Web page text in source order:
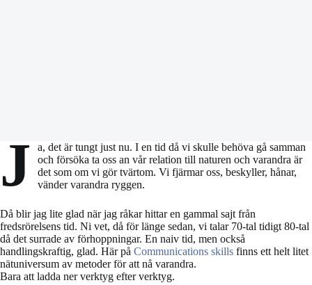
J
a, det är tungt just nu. I en tid då vi skulle behöva gå samman
och försöka ta oss an vår relation till naturen och varandra är
det som om vi gör tvärtom. Vi fjärmar oss, beskyller, hånar,
vänder varandra ryggen.
Då blir jag lite glad när jag råkar hittar en gammal sajt från
fredsrörelsens tid. Ni vet, då för länge sedan, vi talar 70-tal tidigt 80-tal
då det surrade av förhoppningar. En naiv tid, men också
handlingskraftig, glad. Här på Communications skills finns ett helt litet
nätuniversum av metoder för att nå varandra.
Bara att ladda ner verktyg efter verktyg.